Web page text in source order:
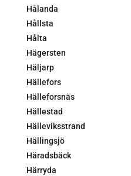
Hålanda
Hållsta
Hålta
Hägersten
Häljarp
Hällefors
Hälleforsnäs
Hällestad
Hälleviksstrand
Hällingsjö
Häradsbäck
Härryda